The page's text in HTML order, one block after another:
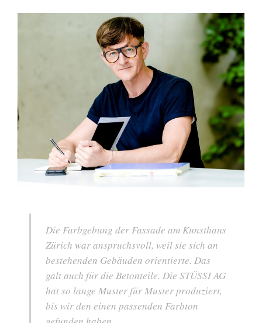
Die Farbgebung der Fassade am Kunsthaus
Zürich war anspruchsvoll, weil sie sich an
bestehenden Gebäuden orientierte. Das
galt auch für die Betonteile. Die STÜSSI AG
hat so lange Muster für Muster produziert,
bis wir den einen passenden Farbton